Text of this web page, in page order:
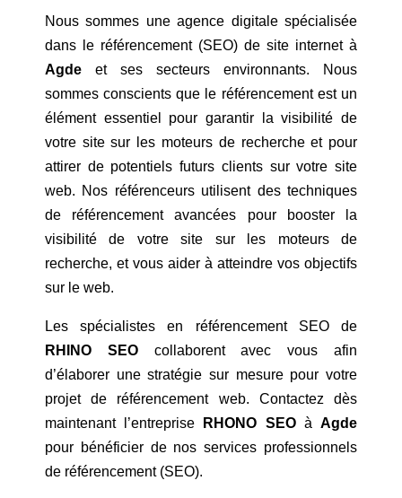
Nous sommes une agence digitale spécialisée
dans le référencement (SEO) de site internet à
Agdeet ses secteurs environnants. Nous
sommes conscients que le référencement est un
élément essentiel pour garantir la visibilité de
votre site sur les moteurs de recherche et pour
attirer de potentiels futurs clients sur votre site
web. Nos référenceurs utilisent des techniques
de référencement avancées pour booster la
visibilité de votre site sur les moteurs de
recherche, et vous aider à atteindre vos objectifs
sur le web.
Les spécialistes en référencement SEO de
RHINO SEOcollaborent avec vous afin
d’élaborer une stratégie sur mesure pour votre
projet de référencement web. Contactez dès
maintenant l’entreprise
RHONO SEOàAgde
pour bénéficier de nos services professionnels
de référencement (SEO).